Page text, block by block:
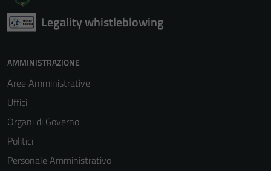
Legality whistleblowing
AMMINISTRAZIONE
Aree Amministrative
Uffici
Organi di Governo
Politici
Personale Amministrativo